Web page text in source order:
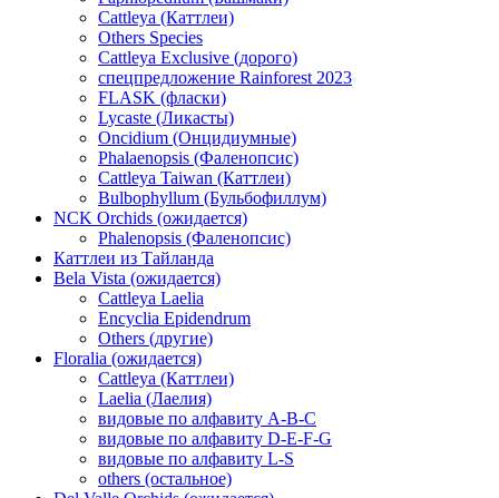
Cattleya (Каттлеи)
Others Species
Cattleya Exclusive (дорого)
спецпредложение Rainforest 2023
FLASK (фласки)
Lycaste (Ликасты)
Oncidium (Онцидиумные)
Phalaenopsis (Фаленопсис)
Cattleya Taiwan (Каттлеи)
Bulbophyllum (Бульбофиллум)
NCK Orchids (ожидается)
Phalenopsis (Фаленопсис)
Каттлеи из Тайланда
Bela Vista (ожидается)
Cattleya Laelia
Encyclia Epidendrum
Others (другие)
Floralia (ожидается)
Cattleya (Каттлеи)
Laelia (Лаелия)
видовые по алфавиту A-B-C
видовые по алфавиту D-E-F-G
видовые по алфавиту L-S
others (остальное)